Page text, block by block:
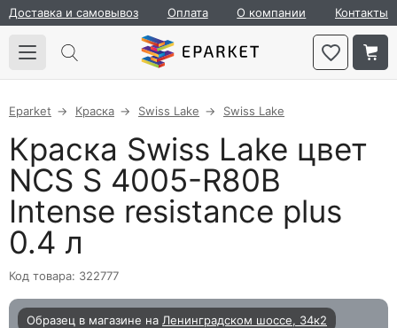
Доставка и самовывоз Оплата О компании Контакты
Eparket Краска Swiss Lake Swiss Lake
Краска Swiss Lake цвет
NCS S 4005-R80B
Intense resistance plus
0.4 л
Код товара: 322777
Образец в магазине на Ленинградском шоссе, 34к2